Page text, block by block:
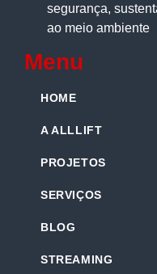
segurança,
ao meio ambiente
Menu
HOME
A ALLLIFT
PROJETOS
SERVIÇOS
BLOG
STREAMING